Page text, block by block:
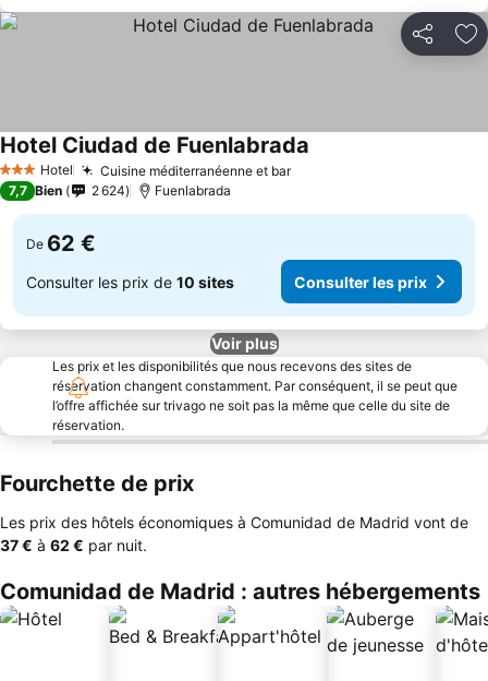
Partager
3 ÉtoilesHotel Cuisine méditerranéenne et barConsulter les prix
Hotel Ciudad de Fuenlabrada
7,7 Bien 2 624 Fuenlabrada
De 62 €
Consulter les prix de 10 sites Consulter les prix
Voir plus
Les prix et les disponibilités que nous recevons des sites de
réservation changent constamment. Par conséquent, il se peut que
l’offre affichée sur trivago ne soit pas la même que celle du site de
réservation.
Fourchette de prix
Les prix des hôtels économiques à Comunidad de Madrid vont de
‎37 € à ‎62 € par nuit.
Comunidad de Madrid : autres hébergements